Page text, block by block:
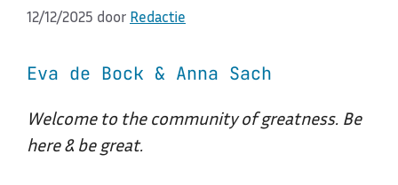
12/12/2025 door Redactie
Eva de Bock & Anna Sach
Welcome to the community of greatness. Be
here & be great.